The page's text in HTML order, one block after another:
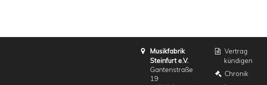
Musikfabrik
Steinfurt e.V.
Gantenstraße
19
Vertrag
kündigen
Chronik